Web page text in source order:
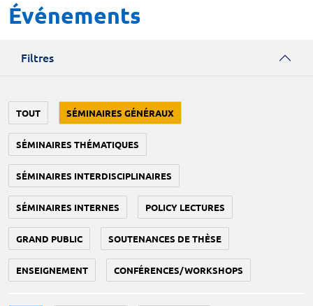
Événements
Filtres
TOUT SÉMINAIRES GÉNÉRAUX
SÉMINAIRES THÉMATIQUES
SÉMINAIRES INTERDISCIPLINAIRES
SÉMINAIRES INTERNES POLICY LECTURES
GRAND PUBLIC SOUTENANCES DE THÈSE
ENSEIGNEMENT CONFÉRENCES/WORKSHOPS